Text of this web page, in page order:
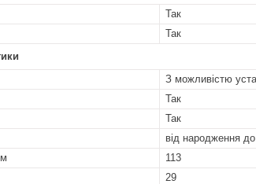
Так
Так
З можливістю
Так
Так
від народження до
113
29